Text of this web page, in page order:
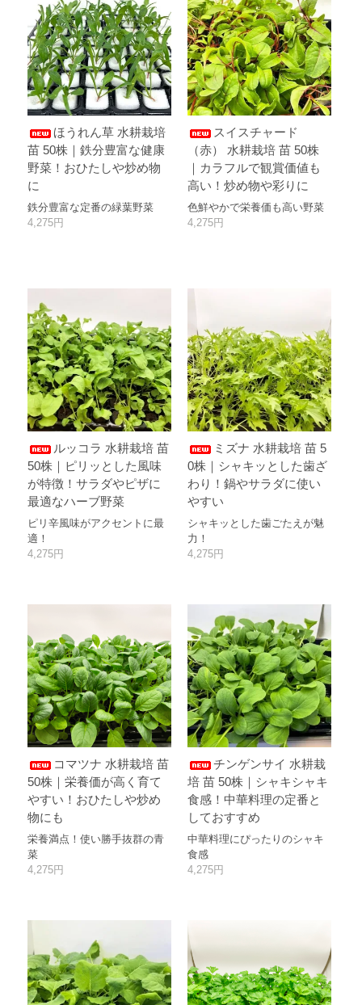
ほうれん草 水耕栽培
苗 50株｜鉄分豊富な健康
野菜！おひたしや炒め物
に
鉄分豊富な定番の緑葉野菜
4,275円
スイスチャード
（赤） 水耕栽培 苗 50株
｜カラフルで観賞価値も
高い！炒め物や彩りに
色鮮やかで栄養価も高い野菜
4,275円
ルッコラ 水耕栽培 苗
50株｜ピリッとした風味
が特徴！サラダやピザに
最適なハーブ野菜
ピリ辛風味がアクセントに最
適！
4,275円
ミズナ 水耕栽培 苗 5
0株｜シャキッとした歯ざ
わり！鍋やサラダに使い
やすい
シャキッとした歯ごたえが魅
力！
4,275円
コマツナ 水耕栽培 苗
50株｜栄養価が高く育て
やすい！おひたしや炒め
物にも
栄養満点！使い勝手抜群の青
菜
4,275円
チンゲンサイ 水耕栽
培 苗 50株｜シャキシャキ
食感！中華料理の定番と
しておすすめ
中華料理にぴったりのシャキ
食感
4,275円